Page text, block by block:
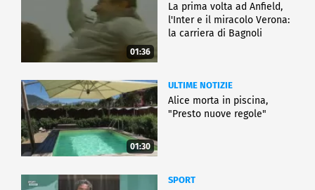
01:36
La prima volta ad Anfield,
l'Inter e il miracolo Verona:
la carriera di Bagnoli
01:30
ULTIME NOTIZIE
Alice morta in piscina,
"Presto nuove regole"
SPORT